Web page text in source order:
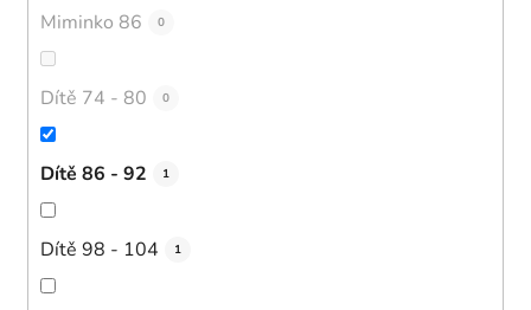
Miminko 86 0
Dítě 74 - 80 0
Dítě 86 - 92 1
Dítě 98 - 104 1